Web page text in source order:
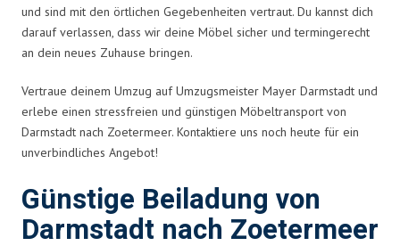
und sind mit den örtlichen Gegebenheiten vertraut. Du kannst dich
darauf verlassen, dass wir deine Möbel sicher und termingerecht
an dein neues Zuhause bringen.
Vertraue deinem Umzug auf Umzugsmeister Mayer Darmstadt und
erlebe einen stressfreien und günstigen Möbeltransport von
Darmstadt nach Zoetermeer. Kontaktiere uns noch heute für ein
unverbindliches Angebot!
Günstige Beiladung von
Darmstadt nach Zoetermeer